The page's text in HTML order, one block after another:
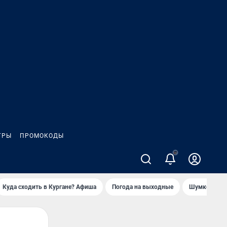
ПРОМОКОДЫ
Куда сходить в Кургане? Афиша Погода на выходные Шумков в